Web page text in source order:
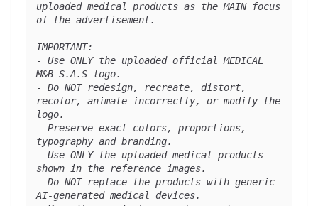
uploaded medical products as the MAIN focus
of the advertisement.
IMPORTANT:
- Use ONLY the uploaded official MEDICAL
M&B S.A.S logo.
- Do NOT redesign, recreate, distort,
recolor, animate incorrectly, or modify the
logo.
- Preserve exact colors, proportions,
typography and branding.
- Use ONLY the uploaded medical products
shown in the reference images.
- Do NOT replace the products with generic
AI-generated medical devices.